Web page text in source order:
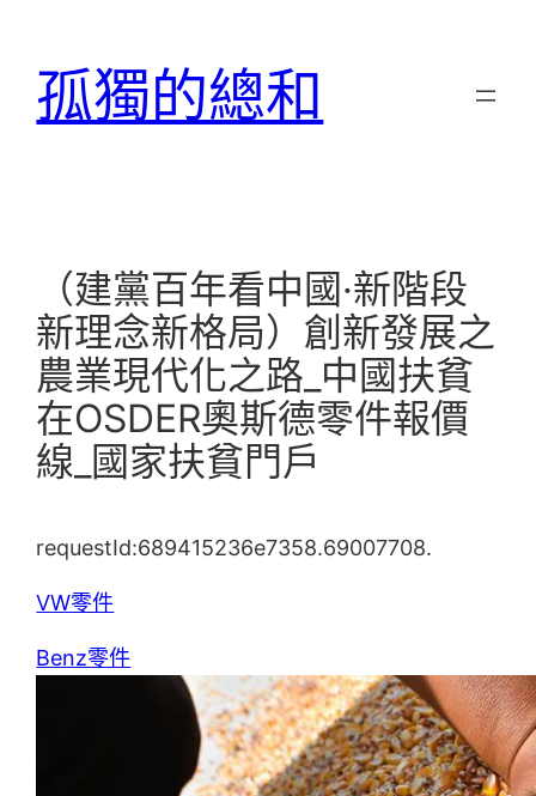
孤獨的總和
（建黨百年看中國·新階段
新理念新格局）創新發展之
農業現代化之路_中國扶貧
在OSDER奧斯德零件報價
線_國家扶貧門戶
requestId:689415236e7358.69007708.
VW零件
Benz零件